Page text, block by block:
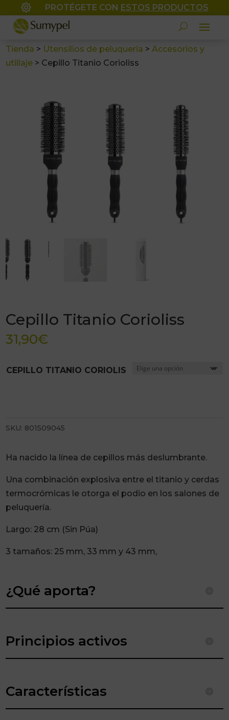
 PROTÉGETE CON ESTOS PRODUCTOS
Tienda > Utensilios de peluqueria >Accesorios y
utillaje > Cepillo Titanio Corioliss
Cepillo Titanio Corioliss
31,90€
CEPILLO TITANIO CORIOLIS
SKU: 801509045
Ha nacido la línea de cepillos más deslumbrante.
Una combinación explosiva entre el titanio y cerdas
termocrómicas le otorga el podio en los salones de
peluquería.
Largo: 28 cm (Sin Púa)
3 tamaños: 25 mm, 33 mm y 43 mm,
¿Qué aporta?
Principios activos
Características